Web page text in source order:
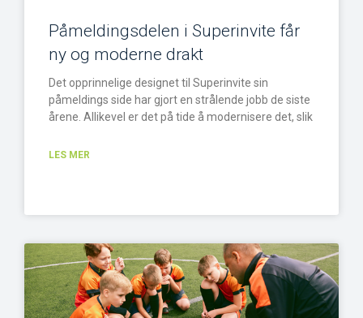
Påmeldingsdelen i Superinvite får
ny og moderne drakt
Det opprinnelige designet til Superinvite sin
påmeldings side har gjort en strålende jobb de siste
årene. Allikevel er det på tide å modernisere det, slik
LES MER